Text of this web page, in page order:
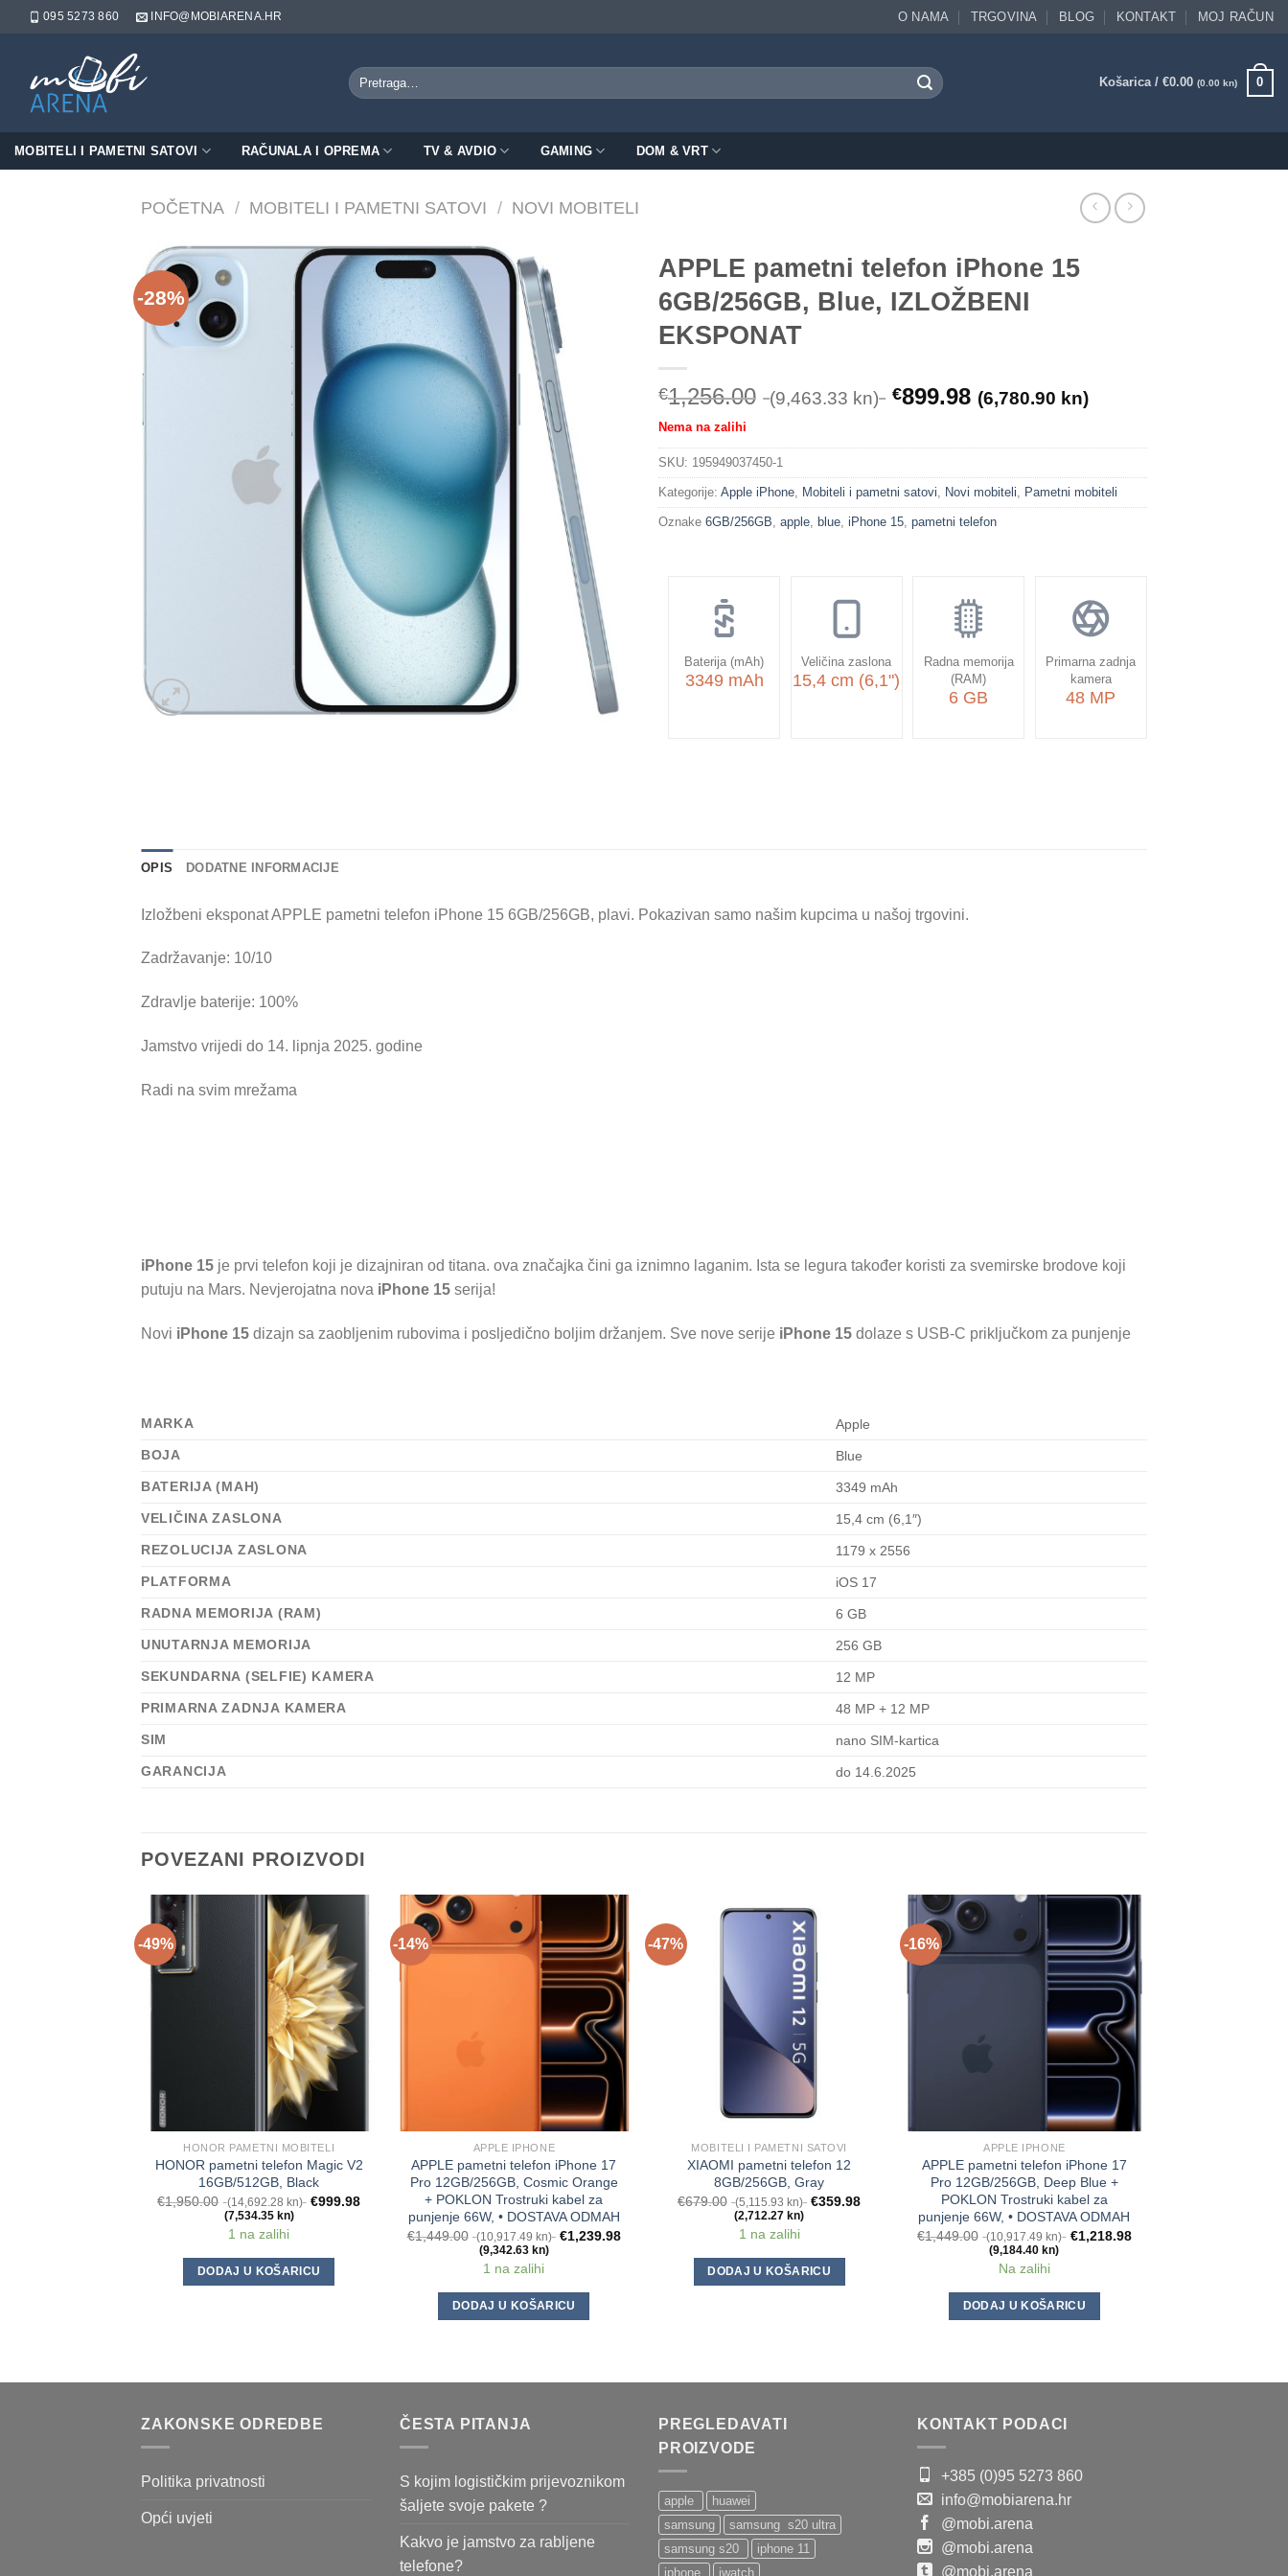
095 5273 860 INFO@MOBIARENA.HR O NAMA TRGOVINA BLOG KONTAKT MOJ RAČUN
Pretraži:
Košarica / €0.00 (0.00 kn) 0
MOBITELI I PAMETNI SATOVI RAČUNALA I OPREMA TV & AVDIO GAMING DOM & VRT
POČETNA / MOBITELI I PAMETNI SATOVI / NOVI MOBITELI
-28%
APPLE pametni telefon iPhone 15
6GB/256GB, Blue, IZLOŽBENI
EKSPONAT
€1,256.00 (9,463.33 kn) €899.98 (6,780.90 kn)
Nema na zalihi
SKU: 195949037450-1
Kategorije: Apple iPhone Mobiteli i pametni satovi Novi mobiteli Pametni mobiteli
Oznake 6GB/256GB apple blue iPhone 15 pametni telefon
Baterija (mAh)
3349 mAh
Veličina zaslona
15,4 cm (6,1")
Radna memorija
(RAM)
6 GB
Primarna zadnja
kamera
48 MP
OPIS DODATNE INFORMACIJE
Izložbeni eksponat APPLE pametni telefon iPhone 15 6GB/256GB, plavi. Pokazivan samo našim kupcima u našoj trgovini.
Zadržavanje: 10/10
Zdravlje baterije: 100%
Jamstvo vrijedi do 14. lipnja 2025. godine
Radi na svim mrežama
iPhone 15 je prvi telefon koji je dizajniran od titana. ova značajka čini ga iznimno laganim. Ista se legura također koristi za svemirske brodove koji
putuju na Mars. Nevjerojatna nova iPhone 15 serija!
Novi iPhone 15 dizajn sa zaobljenim rubovima i posljedično boljim držanjem. Sve nove serije iPhone 15 dolaze s USB-C priključkom za punjenje
MARKA
Apple
BOJA
Blue
BATERIJA (MAH)
3349 mAh
VELIČINA ZASLONA
15,4 cm (6,1″)
REZOLUCIJA ZASLONA
1179 x 2556
PLATFORMA
iOS 17
RADNA MEMORIJA (RAM)
6 GB
UNUTARNJA MEMORIJA
256 GB
SEKUNDARNA (SELFIE) KAMERA
12 MP
PRIMARNA ZADNJA KAMERA
48 MP + 12 MP
SIM
nano SIM-kartica
GARANCIJA
do 14.6.2025
POVEZANI PROIZVODI
-49%
HONOR PAMETNI MOBITELI
HONOR pametni telefon Magic V2
16GB/512GB, Black
€1,950.00 (14,692.28 kn) €999.98
(7,534.35 kn)
1 na zalihi
DODAJ U KOŠARICU
-14%
APPLE IPHONE
APPLE pametni telefon iPhone 17
Pro 12GB/256GB, Cosmic Orange
+ POKLON Trostruki kabel za
punjenje 66W, • DOSTAVA ODMAH
€1,449.00 (10,917.49 kn) €1,239.98
(9,342.63 kn)
1 na zalihi
DODAJ U KOŠARICU
-47%
MOBITELI I PAMETNI SATOVI
XIAOMI pametni telefon 12
8GB/256GB, Gray
€679.00 (5,115.93 kn) €359.98
(2,712.27 kn)
1 na zalihi
DODAJ U KOŠARICU
-16%
APPLE IPHONE
APPLE pametni telefon iPhone 17
Pro 12GB/256GB, Deep Blue +
POKLON Trostruki kabel za
punjenje 66W, • DOSTAVA ODMAH
€1,449.00 (10,917.49 kn) €1,218.98
(9,184.40 kn)
Na zalihi
DODAJ U KOŠARICU
ZAKONSKE ODREDBE
Politika privatnosti
Opći uvjeti
ČESTA PITANJA
S kojim logističkim prijevoznikom
šaljete svoje pakete ?
Kakvo je jamstvo za rabljene
telefone?
PREGLEDAVATI
PROIZVODE
apple
huawei
samsung
samsung s20 ultra
samsung s20
iphone 11
iphone
iwatch
KONTAKT PODACI
+385 (0)95 5273 860
info@mobiarena.hr
@mobi.arena
@mobi.arena
@mobi.arena